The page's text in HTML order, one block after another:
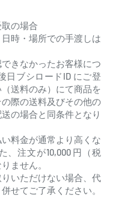
の場合
時・場所での手渡しは
きなかったお客様につ
日ブシロードID にご登
送料のみ）にて商品を
際の送料及びその他の
の場合と同条件となり
料金が通常より高くな
、注文が10,000 円（税
ません。
いただけない場合、代
せてご了承ください。